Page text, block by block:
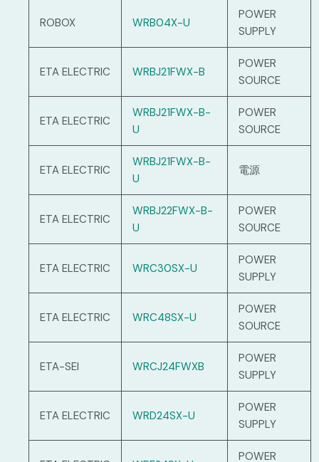
ROBOX WRB04X-U
POWER
SUPPLY
ETA ELECTRIC WRBJ21FWX-B
POWER
SOURCE
ETA ELECTRIC
WRBJ21FWX-B-
U
POWER
SOURCE
ETA ELECTRIC
WRBJ21FWX-B-
U
電源
ETA ELECTRIC
WRBJ22FWX-B-
U
POWER
SOURCE
ETA ELECTRIC WRC30SX-U
POWER
SUPPLY
ETA ELECTRIC WRC48SX-U
POWER
SOURCE
ETA-SEI WRCJ24FWXB
POWER
SUPPLY
ETA ELECTRIC WRD24SX-U
POWER
SUPPLY
POWER